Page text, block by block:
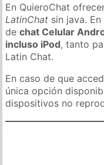
En QuieroChat
LatinChat sin java.
dechat Celular
incluso iPod, tanto
Latin Chat.
En caso de que
única opción
dispositivos no